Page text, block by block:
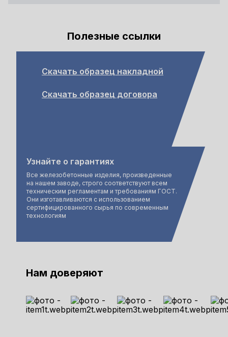
Полезные ссылки
Скачать образец накладной
Скачать образец договора
Узнайте о гарантиях
Все железобетонные изделия, произведенные
на нашем заводе, строго соответствуют всем
техническим регламентам и требованиям ГОСТ.
Они изготавливаются с использованием
сертифицированного сырья по современным
технологиям
Нам доверяют